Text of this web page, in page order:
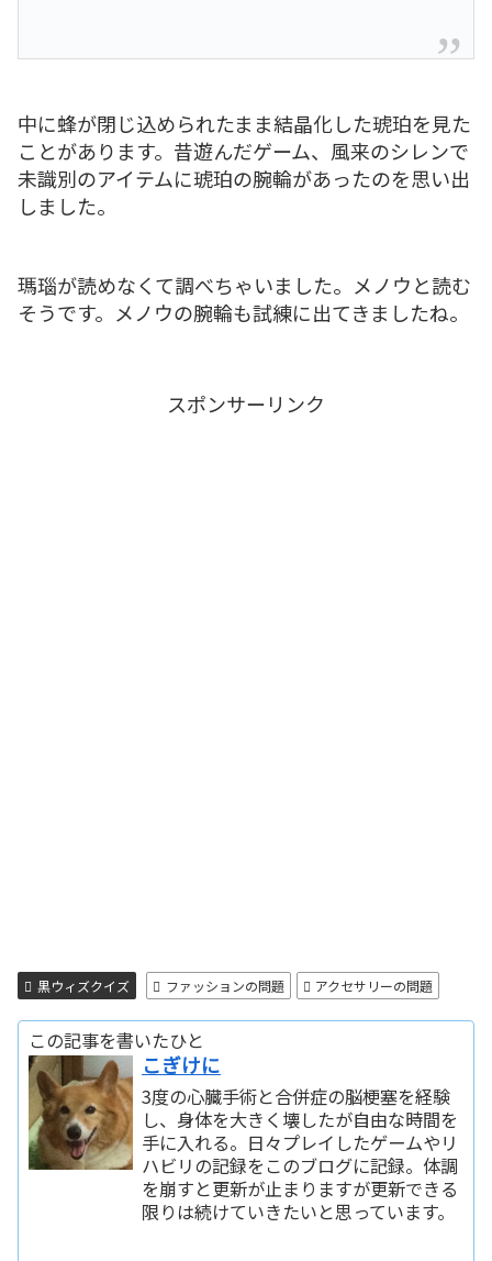
中に蜂が閉じ込められたまま結晶化した琥珀を見た
ことがあります。昔遊んだゲーム、風来のシレンで
未識別のアイテムに琥珀の腕輪があったのを思い出
しました。
瑪瑙が読めなくて調べちゃいました。メノウと読む
そうです。メノウの腕輪も試練に出てきましたね。
スポンサーリンク
黒ウィズクイズ ファッションの問題 アクセサリーの問題
この記事を書いたひと
こぎけに
3度の心臓手術と合併症の脳梗塞を経験
し、身体を大きく壊したが自由な時間を
手に入れる。日々プレイしたゲームやリ
ハビリの記録をこのブログに記録。体調
を崩すと更新が止まりますが更新できる
限りは続けていきたいと思っています。